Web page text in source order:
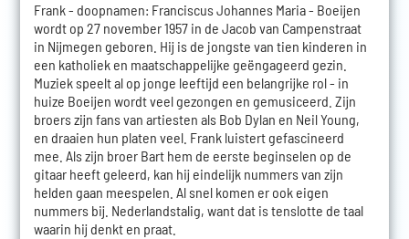
Frank - doopnamen: Franciscus Johannes Maria - Boeijen
wordt op 27 november 1957 in de Jacob van Campenstraat
in Nijmegen geboren. Hij is de jongste van tien kinderen in
een katholiek en maatschappelijke geëngageerd gezin.
Muziek speelt al op jonge leeftijd een belangrijke rol - in
huize Boeijen wordt veel gezongen en gemusiceerd. Zijn
broers zijn fans van artiesten als Bob Dylan en Neil Young,
en draaien hun platen veel. Frank luistert gefascineerd
mee. Als zijn broer Bart hem de eerste beginselen op de
gitaar heeft geleerd, kan hij eindelijk nummers van zijn
helden gaan meespelen. Al snel komen er ook eigen
nummers bij. Nederlandstalig, want dat is tenslotte de taal
waarin hij denkt en praat.